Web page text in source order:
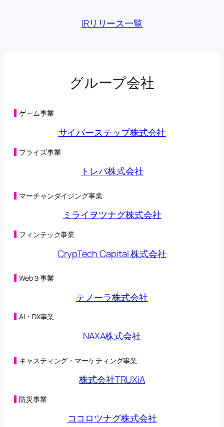
(193KB)
主要株主の異動に関するお知らせ(134KB)
2026年05月29日
滅並びに特別利益の計上に関するお知らせ
2026年05月29日
第三者割当により調達した資金の支出予定時期の変更
に関するお知らせ(198KB)
2026年05月28日
主要株主の異動に関するお知らせ
第三者割当による第42回新株予約権の行使状況に関す
2026年05月15日
(125KB)
第三者割当による第42回新株予約権の行使状況に関す
2026年05月01日
第三者割当による第42回新株予約権の行使状況に関す
2026年04月27日
「CHARGESPOT」による相互送客キャンペーン実施に
2026年04月24日
(98KB)
子会社の異動を伴う株式の取得に関する株式譲渡契約
締結のお知らせ
(230KB)
2026年04月22日
合弁会社（連結子会社）設立及び子会社における新た
な事業の開始に関するお知らせ
2026年04月20日
（訂正・数値データ訂正）2026年５月期 第３四半期決
算短信〔日本基準〕（連結）の一部訂正につい
IRリリース一覧
グループ会社
ゲーム事業
サイバーステップ株式会社
プライズ事業
トレバ株式会社
マーチャンダイジング事業
ミライヲツナグ株式会社
フィンテック事業
CrypTech Capital 株式会社
Web３事業
テノーラ株式会社
AI・DX事業
NAXA株式会社
キャスティング・マーケティング事業
株式会社TRUXiA
防災事業
ココロツナグ株式会社